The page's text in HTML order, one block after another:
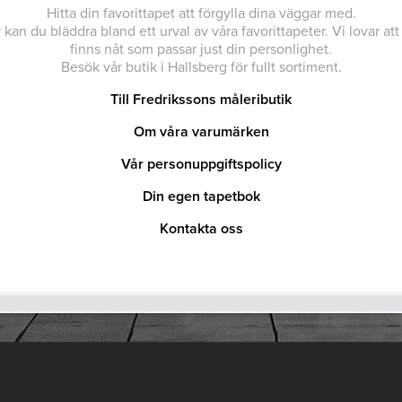
Hitta din favorittapet att förgylla dina väggar med.
kan du bläddra bland ett urval av våra favorittapeter. Vi lovar
finns nåt som passar just din personlighet.
Besök vår butik i Hallsberg för fullt sortiment.
Till Fredrikssons måleributik
Om våra varumärken
Vår personuppgiftspolicy
Din egen tapetbok
Kontakta oss